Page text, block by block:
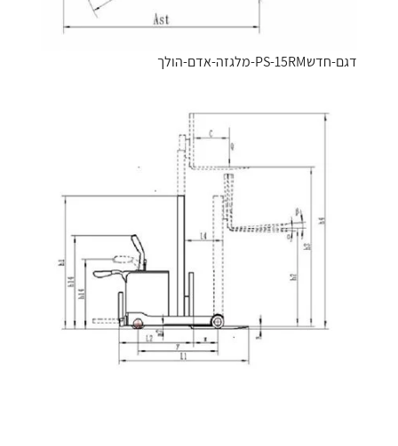
דגם-חדשPS-15RM-מלגזה-אדם-הולך